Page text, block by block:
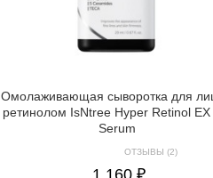
Омолаживающая сыворотка для
ретинолом IsNtree Hyper Retinol
Serum
ОТЗЫВЫ (2)
1 160 ₽